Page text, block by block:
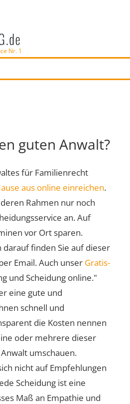
Nr. 1
guten Anwalt?
für Familienrecht
aus online einreichen.
Rahmen nur noch
an. Auf
vor Ort sparen.
darauf finden Sie auf dieser
Email. Auch unser Gratis-
und Scheidung online."
eine gute und
schnell und
die Kosten nennen
oder mehrere dieser
umschauen.
nicht auf Empfehlungen
Scheidung ist eine
Maß an Empathie und